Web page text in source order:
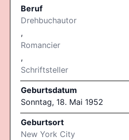
Beruf
Drehbuchautor
,
Romancier
,
Schriftsteller
Geburtsdatum
Sonntag, 18. Mai 1952
Geburtsort
New York City